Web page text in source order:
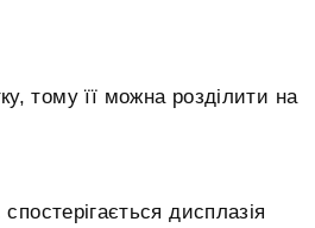
тому її можна розділити на
дисплазія